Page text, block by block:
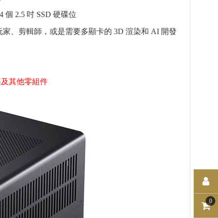
個 2.5 吋 SSD 硬碟位
、剪輯師，或是需要多顯卡的 3D 渲染和 AI 開發
其他零組件
0